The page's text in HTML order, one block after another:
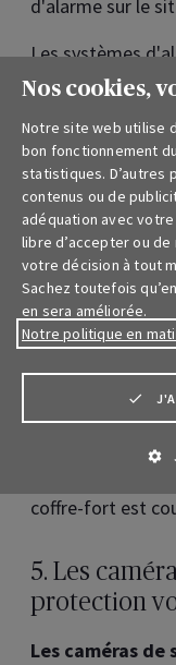
d'alarme sur le
Les systèmes
précieux pour la
telles que les
vol.
4. Gardez
coffre-fort.
Si quelqu'un
vos bâtiments,
supplémentaire :
protège vos
contre les
coffre-fort est
5. Les
protection
Les caméras de
Nos cookies,
Notre site web utilise
bon fonctionnement
statistiques. D’autres
contenus ou de
adéquation avec
libre d’accepter ou
votre décision à tout
Sachez toutefois
en sera améliorée.
Notre politique en